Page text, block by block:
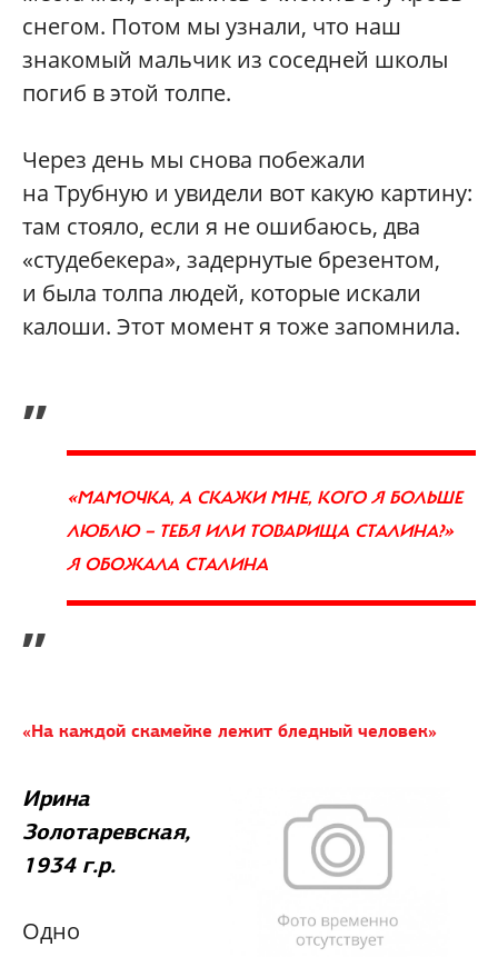
снегом. Потом мы узнали, что наш
знакомый мальчик из соседней школы
погиб в этой толпе.
Через день мы снова побежали
на Трубную и увидели вот какую картину:
там стояло, если я не ошибаюсь, два
«студебекера», задернутые брезентом,
и была толпа людей, которые искали
калоши. Этот момент я тоже запомнила.
„
«МАМОЧКА, А СКАЖИ МНЕ, КОГО Я БОЛЬШЕ
ЛЮБЛЮ — ТЕБЯ ИЛИ ТОВАРИЩА СТАЛИНА?»
Я ОБОЖАЛА СТАЛИНА
”
«На каждой скамейке лежит бледный человек»
Ирина
Золотаревская,
1934 г.р.
Одно